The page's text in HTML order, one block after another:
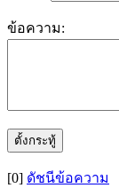
ข้อความ:
[0] ดัชนีข้อความ